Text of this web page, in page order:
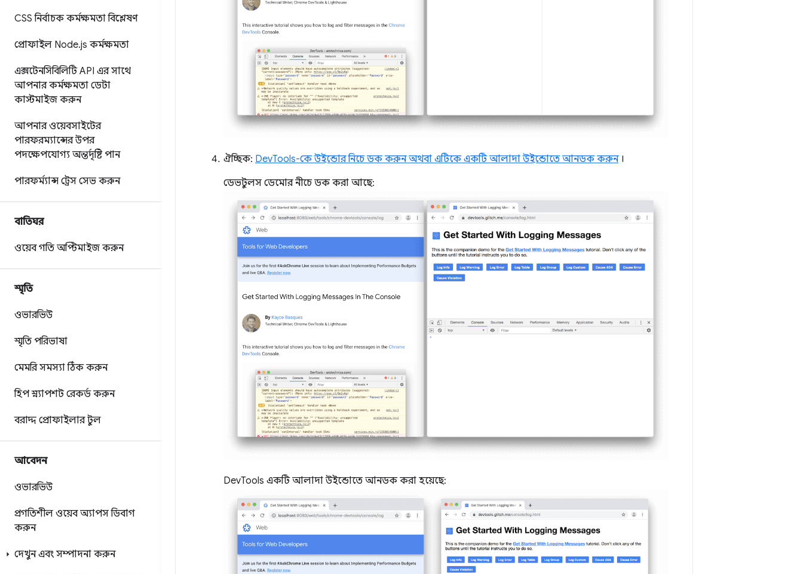
CSS নির্বাচক কর্মক্ষমতা বিশ্লেষণ
প্রোফাইল Node.js কর্মক্ষমতা
এক্সটেনসিবিলিটি API এর সাথে
আপনার কর্মক্ষমতা ডেটা
কাস্টমাইজ করুন
আপনার ওয়েবসাইটের
পারফরম্যান্সের উপর
পদক্ষেপযোগ্য অন্তর্দৃষ্টি পান
পারফর্ম্যান্স ট্রেস সেভ করুন
বাতিঘর
ওয়েব গতি অপ্টিমাইজ করুন
স্মৃতি
ওভারভিউ
স্মৃতি পরিভাষা
মেমরি সমস্যা ঠিক করুন
হিপ স্ন্যাপশট রেকর্ড করুন
বরাদ্দ প্রোফাইলার টুল
আবেদন
ওভারভিউ
প্রগতিশীল ওয়েব অ্যাপস ডিবাগ
করুন
দেখুন এবং সম্পাদনা করুন
ঐচ্ছিক: DevTools-কে উইন্ডোর নিচে ডক করুন অথবা এটিকে একটি আলাদা উইন্ডোতে আনডক করুন।
ডেভটুলস ডেমোর নীচে ডক করা আছে:
DevTools একটি আলাদা উইন্ডোতে আনডক করা হয়েছে: